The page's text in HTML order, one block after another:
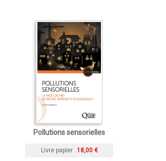
Pollutions sensorielles
Livre papier 18,00 €